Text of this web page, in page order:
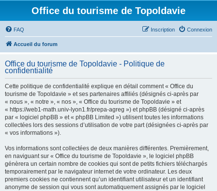
Office du tourisme de Topoldavie
FAQ Connexion
Inscription
Accueil du forum
Office du tourisme de Topoldavie - Politique de
confidentialité
Cette politique de confidentialité explique en détail comment « Office du
tourisme de Topoldavie » et ses partenaires affiliés (désignés ci-après par
« nous », « notre », « nos », « Office du tourisme de Topoldavie » et
« https://web1-math.univ-lyon1.fr/prepa-agreg ») et phpBB (désigné ci-après
par « logiciel phpBB » et « phpBB Limited ») utilisent toutes les informations
collectées lors des sessions d’utilisation de votre part (désignées ci-après par
« vos informations »).
Vos informations sont collectées de deux manières différentes. Premièrement,
en naviguant sur « Office du tourisme de Topoldavie », le logiciel phpBB
génèrera un certain nombre de cookies qui sont de petits fichiers téléchargés
temporairement par le navigateur internet de votre ordinateur. Les deux
premiers cookies ne contiennent qu’un identifiant utilisateur et un identifiant
anonyme de session qui vous sont automatiquement assignés par le logiciel